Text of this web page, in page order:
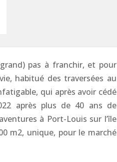
pas à franchir, et pour
habitué des traversées au
qui après avoir cédé
après plus de 40 ans de
à Port-Louis sur l’île
m2, unique, pour le marché